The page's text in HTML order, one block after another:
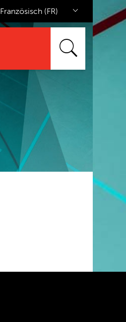
Französisch (FR)